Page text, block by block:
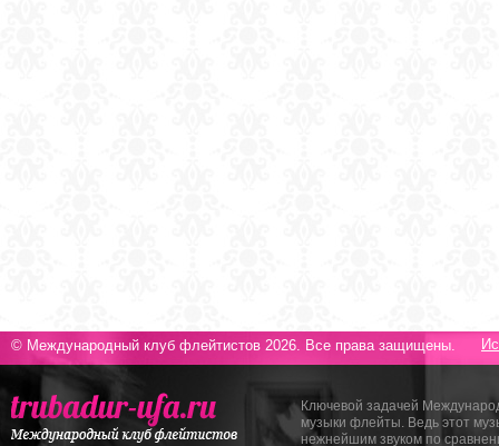
© Международный клуб флейтистов 2026. Все права защищены.
Ключевой задачей
музыки флейты. Ведь этот
нежнейшим звуком по